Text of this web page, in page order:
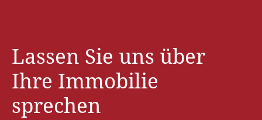
Lassen Sie uns über
Ihre Immobilie
sprechen